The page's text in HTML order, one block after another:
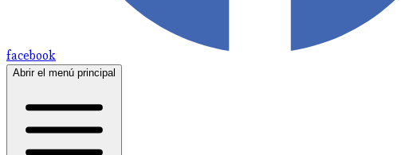
facebook
Abrir el menú principal